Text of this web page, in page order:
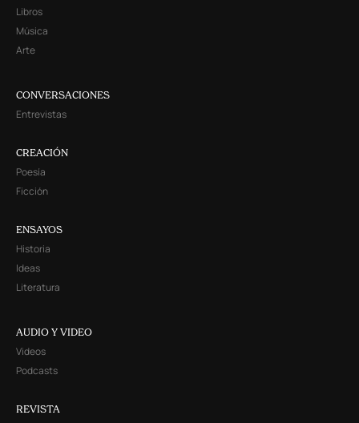
Libros
Música
Arte
CONVERSACIONES
Entrevistas
CREACIÓN
Poesía
Ficción
ENSAYOS
Historia
Ideas
Literatura
AUDIO Y VIDEO
Videos
Podcasts
REVISTA